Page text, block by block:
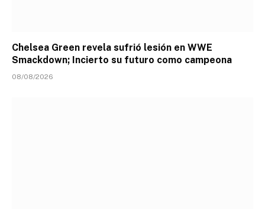
Chelsea Green revela sufrió lesión en WWE
Smackdown; Incierto su futuro como campeona
08/08/2026